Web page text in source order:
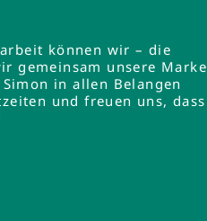
können wir – die
gemeinsam unsere Marke
in allen Belangen
und freuen uns, dass